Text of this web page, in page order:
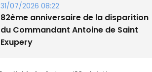
31/07/2026 08:22
82ème anniversaire de la disparition
du Commandant Antoine de Saint
Exupery